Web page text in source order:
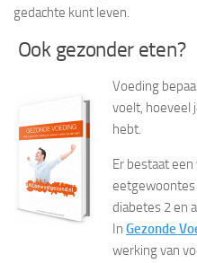
gedachte kunt leven.
Ook gezonder eten?
Voeding
voelt, hoeveel
hebt.
Er bestaat
eetgewoontes
diabetes 2 en
In Gezonde
werking van